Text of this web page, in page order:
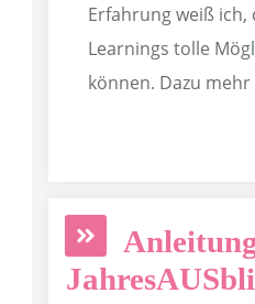
Erfahrung weiß ich,
Learnings tolle
können. Dazu